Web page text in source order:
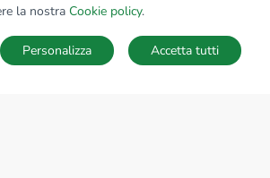
SALVA RICERCA
la nostra Cookie policy.
Accetta tutti
Personalizza